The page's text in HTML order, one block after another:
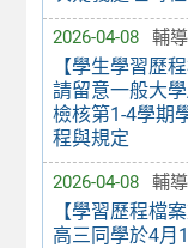
2026-04-08 輔
【學生學習歷
請留意一般大
檢核第1-4學期
程與規定
2026-04-08 輔
【學習歷程檔
高三同學於4月